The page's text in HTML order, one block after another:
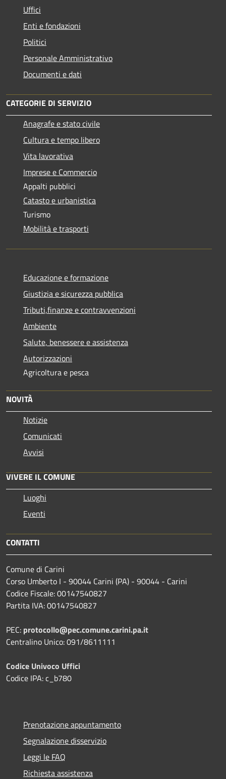
Uffici
Enti e fondazioni
Politici
Personale Amministrativo
Documenti e dati
CATEGORIE DI SERVIZIO
Anagrafe e stato civile
Cultura e tempo libero
Vita lavorativa
Imprese e Commercio
Appalti pubblici
Catasto e urbanistica
Turismo
Mobilità e trasporti
Educazione e formazione
Giustizia e sicurezza pubblica
Tributi,finanze e contravvenzioni
Ambiente
Salute, benessere e assistenza
Autorizzazioni
Agricoltura e pesca
NOVITÀ
Notizie
Comunicati
Avvisi
VIVERE IL COMUNE
Luoghi
Eventi
CONTATTI
Comune di Carini
Corso Umberto I - 90044 Carini (PA) - 90044 - Carini
Codice Fiscale: 00147540827
Partita IVA: 00147540827
PEC: protocollo@pec.comune.carini.pa.it
Centralino Unico: 091/8611111
Codice Univoco Uffici
Codice IPA: c_b780
Prenotazione appuntamento
Segnalazione disservizio
Leggi le FAQ
Richiesta assistenza